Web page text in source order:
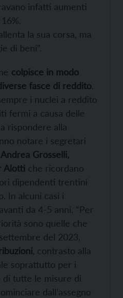
infatti aumenti
la sua corsa, ma
di beni”.
colpisce in modo
fasce di reddito.
i nuclei a reddito
fermi a causa delle
rispondere alla
notare i segretari
Andrea Grosselli,
Alotti che ricordano
dipendenti trentini
In alcuni casi i
da 4-5 anni. “Per
sono quelle che
del 2023,
, contrasto alla
soprattutto per i
di tutte le misure di
dall’assegno